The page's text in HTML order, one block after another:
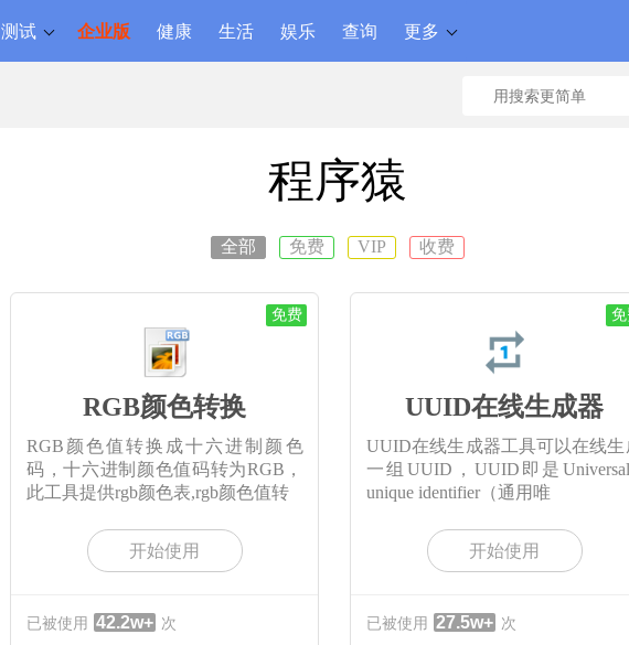
测试 企业版 健康 生活 娱乐 查询 更多
程序猿
全部 免费 VIP 收费
免费
RGB颜色转换
RGB颜色值转换成十六进制颜色
码，十六进制颜色值码转为RGB，
此工具提供rgb颜色表,rgb颜色值转
开始使用
已被使用 42.2w+ 次
UUID在线生成器
UUID在线生成器工具可以在线生
一组UUID，UUID即是
unique identifier（通用唯
开始使用
已被使用 27.5w+ 次